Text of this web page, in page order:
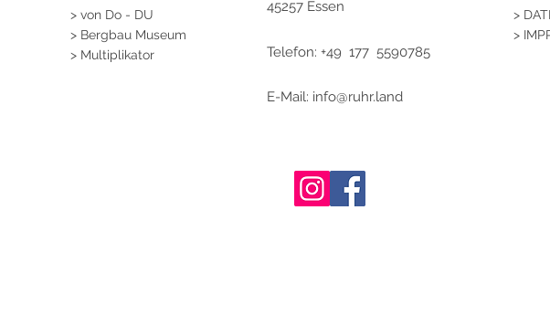
> von Do - DU
> Bergbau Museum
> Multiplikator
45257 Essen
Telefon: +49 177 5590785
E-Mail: info@ruhr.land
>
>